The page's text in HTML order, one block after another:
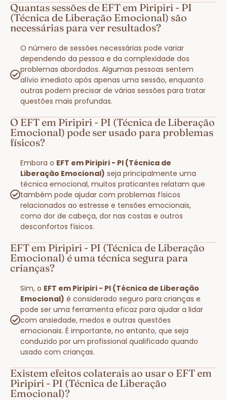
Quantas sessões de EFT em Piripiri - PI
(Técnica de Liberação Emocional) são
necessárias para ver resultados?
O número de sessões necessárias pode variar
dependendo da pessoa e da complexidade dos
problemas abordados. Algumas pessoas sentem
alívio imediato após apenas uma sessão, enquanto
outras podem precisar de várias sessões para tratar
questões mais profundas.
O EFT em Piripiri - PI (Técnica de Liberação
Emocional) pode ser usado para problemas
físicos?
Embora o EFT em Piripiri - PI (Técnica de
Liberação Emocional) seja principalmente uma
técnica emocional, muitos praticantes relatam que
também pode ajudar com problemas físicos
relacionados ao estresse e tensões emocionais,
como dor de cabeça, dor nas costas e outros
desconfortos físicos.
EFT em Piripiri - PI (Técnica de Liberação
Emocional) é uma técnica segura para
crianças?
Sim, o EFT em Piripiri - PI (Técnica de Liberação
Emocional) é considerado seguro para crianças e
pode ser uma ferramenta eficaz para ajudar a lidar
com ansiedade, medos e outras questões
emocionais. É importante, no entanto, que seja
conduzido por um profissional qualificado quando
usado com crianças.
Existem efeitos colaterais ao usar o EFT em
Piripiri - PI (Técnica de Liberação
Emocional)?